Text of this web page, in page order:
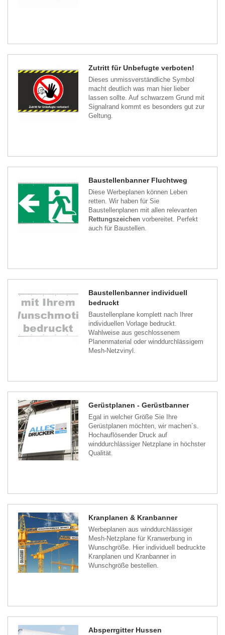
Zutritt für Unbefugte verboten!
Dieses unmissverständliche Symbol
macht deutlich was man hier lieber
lassen sollte. Auf schwarzem Grund mit
Signalrand kommt es besonders gut zur
Geltung.
Baustellenbanner Fluchtweg
Diese Werbeplanen können Leben
retten. Wir haben für Sie
Baustellenplanen mit allen relevanten
Rettungszeichen vorbereitet. Perfekt
auch für Baustellen.
Baustellenbanner individuell
bedruckt
Baustellenplane komplett nach Ihrer
individuellen Vorlage bedruckt.
Wahlweise aus geschlossenem
Planenmaterial oder winddurchlässigem
Mesh-Netzvinyl.
Gerüstplanen - Gerüstbanner
Egal in welcher Größe Sie Ihre
Gerüstplanen möchten, wir machen´s.
Hochauflösender Druck auf
winddurchlässiger Netzplane in höchster
Qualität.
Kranplanen & Kranbanner
Werbeplanen aus winddurchlässiger
Mesh-Netzplane für Kranwerbung in
Wunschgröße. Hier individuell bedruckte
Kranplanen und Kranbanner in
Wunschgröße bestellen.
Absperrgitter Hussen